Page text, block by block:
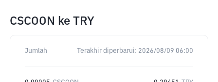
CSCOON ke TRY
Jumlah Terakhir diperbarui: 2026/08/09 06:00